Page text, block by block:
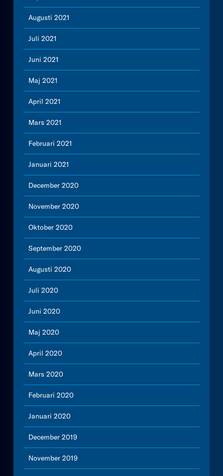
Augusti 2021
Juli 2021
Juni 2021
Maj 2021
April 2021
Mars 2021
Februari 2021
Januari 2021
December 2020
November 2020
Oktober 2020
September 2020
Augusti 2020
Juli 2020
Juni 2020
Maj 2020
April 2020
Mars 2020
Februari 2020
Januari 2020
December 2019
November 2019